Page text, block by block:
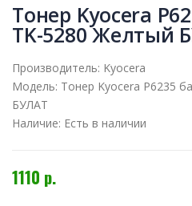
Тонер Kyocera
TK-5280 Желтый
Производитель: Kyocera
Модель: Тонер Kyocera P6235
БУЛАТ
Наличие: Есть в наличии
1110 р.